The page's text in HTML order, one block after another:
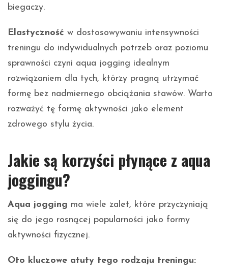
biegaczy.
Elastyczność w dostosowywaniu intensywności
treningu do indywidualnych potrzeb oraz poziomu
sprawności czyni aqua jogging idealnym
rozwiązaniem dla tych, którzy pragną utrzymać
formę bez nadmiernego obciążania stawów. Warto
rozważyć tę formę aktywności jako element
zdrowego stylu życia.
Jakie są korzyści płynące z aqua
joggingu?
Aqua jogging ma wiele zalet, które przyczyniają
się do jego rosnącej popularności jako formy
aktywności fizycznej.
Oto kluczowe atuty tego rodzaju treningu: